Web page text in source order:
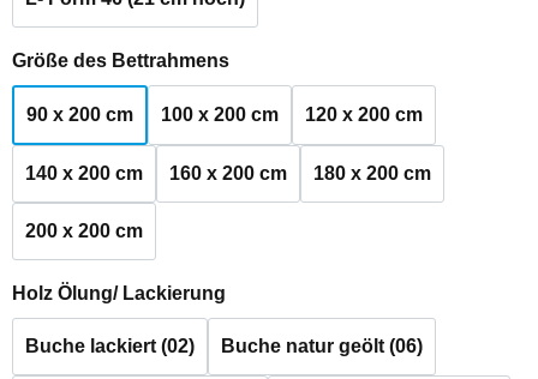
Größe des Bettrahmensauswählen
90 x 200 cm 100 x 200 cm 120 x 200 cm
140 x 200 cm 160 x 200 cm 180 x 200 cm
200 x 200 cm
Holz Ölung/ Lackierung
Buche lackiert (02) Buche natur geölt (06)